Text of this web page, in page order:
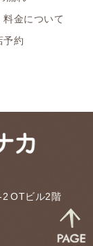
料金について
予約
OTビル2階